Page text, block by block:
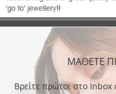
ΜΑΘΕΤΕ
Bρείτε πρώτοι στο